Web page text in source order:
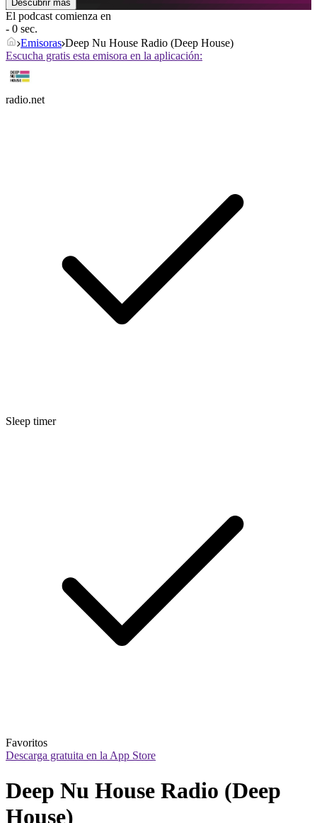
Descubrir más
El podcast comienza en
- 0 sec.
Emisoras Deep Nu House Radio (Deep House)
Escucha gratis esta emisora en la aplicación:
radio.net
Sleep timer
Favoritos
Descarga gratuita en la App Store
Deep Nu House Radio (Deep